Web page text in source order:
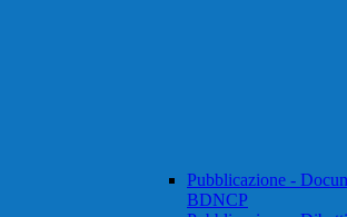
Pubblicazione -
BDNCP